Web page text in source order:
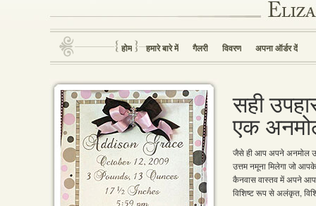
होम हमारे बारे में गैलरी विवरण अपना ऑर्डर दें
सही
एक
जैसे ही आप अपने अनमोल
उत्तम नमूना मिलेगा जो
कैनवास वास्तव में अपने आप
विशिष्ट रूप से अलंकृत,